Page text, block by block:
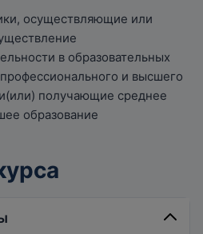
осуществляющие или
в образовательных
и высшего
получающие среднее
образование